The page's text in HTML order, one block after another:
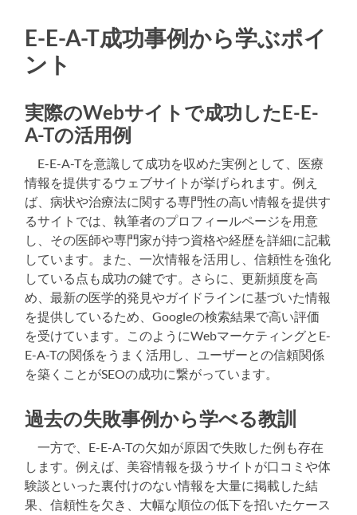
E-E-A-T成功事例から学ぶポイ
ント
実際のWebサイトで成功したE-E-
A-Tの活用例
E-E-A-Tを意識して成功を収めた実例として、医療
情報を提供するウェブサイトが挙げられます。例え
ば、病状や治療法に関する専門性の高い情報を提供す
るサイトでは、執筆者のプロフィールページを用意
し、その医師や専門家が持つ資格や経歴を詳細に記載
しています。また、一次情報を活用し、信頼性を強化
している点も成功の鍵です。さらに、更新頻度を高
め、最新の医学的発見やガイドラインに基づいた情報
を提供しているため、Googleの検索結果で高い評価
を受けています。このようにWebマーケティングとE-
E-A-Tの関係をうまく活用し、ユーザーとの信頼関係
を築くことがSEOの成功に繋がっています。
過去の失敗事例から学べる教訓
一方で、E-E-A-Tの欠如が原因で失敗した例も存在
します。例えば、美容情報を扱うサイトが口コミや体
験談といった裏付けのない情報を大量に掲載した結
果、信頼性を欠き、大幅な順位の低下を招いたケース